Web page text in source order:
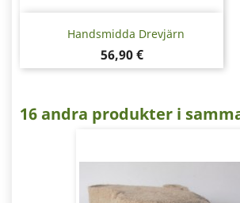
Handsmidda Drevjärn
Pris
56,90 €
16 andra produkter i